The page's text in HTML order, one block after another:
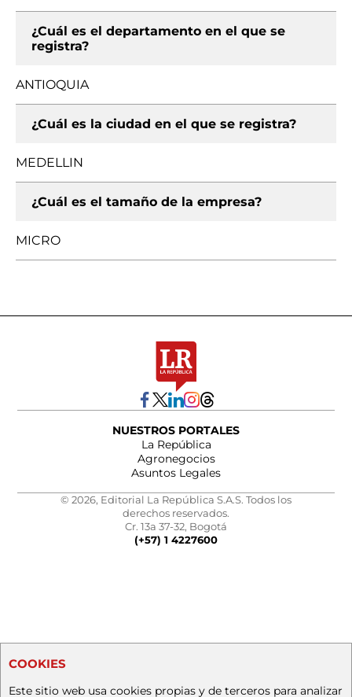
¿Cuál es el departamento en el que se
registra?
ANTIOQUIA
¿Cuál es la ciudad en el que se registra?
MEDELLIN
¿Cuál es el tamaño de la empresa?
MICRO
NUESTROS PORTALES
La República
Agronegocios
Asuntos Legales
© 2026, Editorial La República S.A.S. Todos los
derechos reservados.
Cr. 13a 37-32, Bogotá
(+57) 1 4227600
COOKIES
Este sitio web usa cookies propias y de terceros para analizar